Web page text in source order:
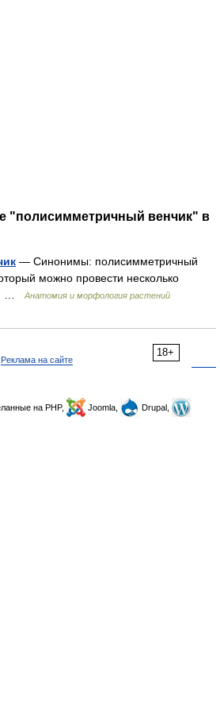
"полисимметричный венчик" в
— Синонимы: полисимметричный
можно провести несколько
…
Анатомия и морфология растений
18+
Реклама на сайте
на PHP, Joomla,
Drupal,